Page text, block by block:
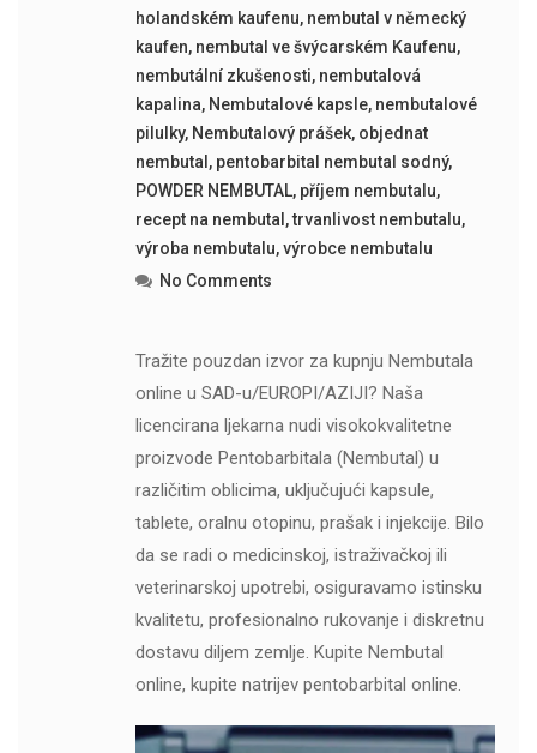
holandském kaufenu, nembutal v německý
kaufen, nembutal ve švýcarském Kaufenu,
nembutální zkušenosti, nembutalová
kapalina, Nembutalové kapsle, nembutalové
pilulky, Nembutalový prášek, objednat
nembutal , pentobarbital nembutal sodný,
POWDER NEMBUTAL, příjem nembutalu,
recept na nembutal ,trvanlivost nembutalu,
výroba nembutalu,výrobce nembutalu
No Comments
Tražite pouzdan izvor za kupnju Nembutala
online u SAD-u/EUROPI/AZIJI? Naša
licencirana ljekarna nudi visokokvalitetne
proizvode Pentobarbitala (Nembutal) u
različitim oblicima, uključujući kapsule,
tablete, oralnu otopinu, prašak i injekcije. Bilo
da se radi o medicinskoj, istraživačkoj ili
veterinarskoj upotrebi, osiguravamo istinsku
kvalitetu, profesionalno rukovanje i diskretnu
dostavu diljem zemlje. Kupite Nembutal
online, kupite natrijev pentobarbital online.